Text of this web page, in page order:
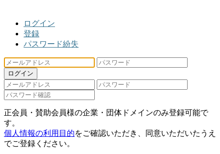
ログイン
登録
パスワード紛失
ログイン
正会員・賛助会員様の企業・団体ドメインのみ登録可能で
す。
個人情報の利用目的をご確認いただき、同意いただいたうえ
でご登録ください。